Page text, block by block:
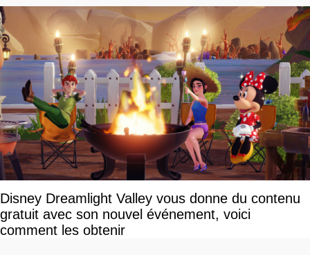
Disney Dreamlight Valley vous donne du contenu
gratuit avec son nouvel événement, voici
comment les obtenir